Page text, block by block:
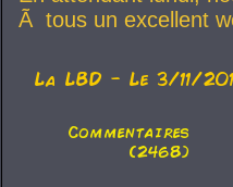
Ã tous un excellent
La LBD - Le 3/11/
Commentaires
(2468)